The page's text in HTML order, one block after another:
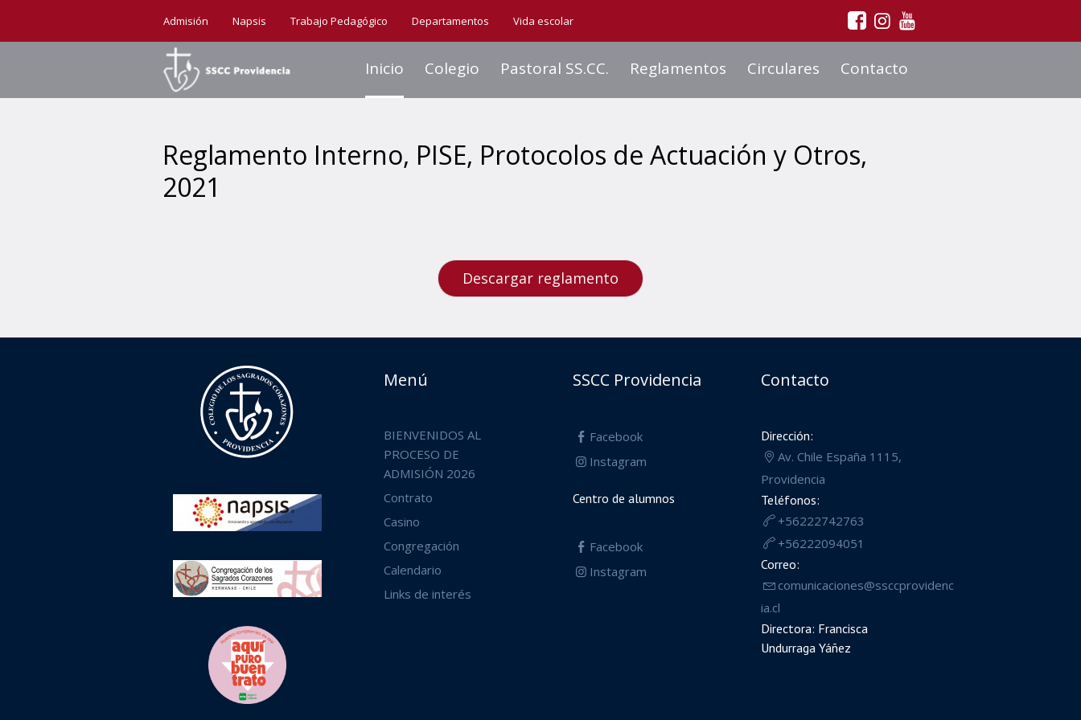
Admisión Napsis Trabajo Pedagógico Departamentos Vida escolar
Inicio Colegio Pastoral SS.CC. Reglamentos Circulares Contacto
Reglamento Interno, PISE, Protocolos de Actuación y Otros,
2021
Descargar reglamento
Menú
BIENVENIDOS AL
PROCESO DE
ADMISIÓN 2026
Contrato
Casino
Congregación
Calendario
Links de interés
SSCC Providencia
Facebook
Instagram
Centro de alumnos
Facebook
Instagram
Contacto
Dirección:
Av. Chile España 1115,
Providencia
Teléfonos:
+56222742763
+56222094051
Correo:
comunicaciones@ssccprovidenc
ia.cl
Directora: Francisca
Undurraga Yáñez